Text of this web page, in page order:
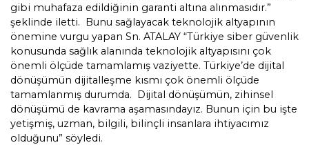
gibi muhafaza edildiğinin garanti altına alınmasıdır.”
şeklinde iletti. Bunu sağlayacak teknolojik altyapının
önemine vurgu yapan Sn. ATALAY “Türkiye siber güvenlik
konusunda sağlık alanında teknolojik altyapısını çok
önemli ölçüde tamamlamış vaziyette. Türkiye’de dijital
dönüşümün dijitalleşme kısmı çok önemli ölçüde
tamamlanmış durumda. Dijital dönüşümün, zihinsel
dönüşümü de kavrama aşamasındayız. Bunun için bu işte
yetişmiş, uzman, bilgili, bilinçli insanlara ihtiyacımız
olduğunu” söyledi.